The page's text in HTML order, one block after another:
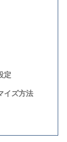
定
イズ方法